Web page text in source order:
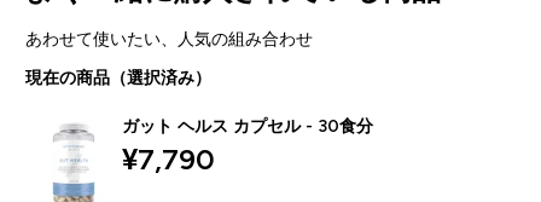
あわせて使いたい、人気の組み合わせ
現在の商品（選択済み）
ガット ヘルス カプセル - 30食分
¥7,790‎